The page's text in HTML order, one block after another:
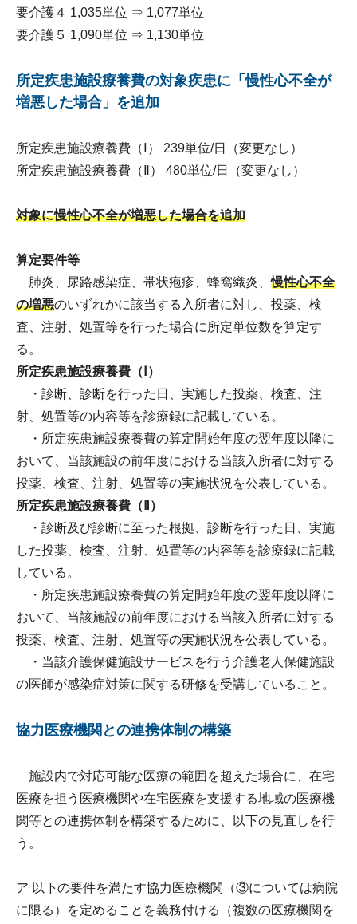
要介護４ 1,035単位 ⇒ 1,077単位
要介護５ 1,090単位 ⇒ 1,130単位
所定疾患施設療養費の対象疾患に「慢性心不全が
増悪した場合」を追加
所定疾患施設療養費（Ⅰ） 239単位/日（変更なし）
所定疾患施設療養費（Ⅱ） 480単位/日（変更なし）
対象に慢性心不全が増悪した場合を追加
算定要件等
肺炎、尿路感染症、帯状疱疹、蜂窩織炎、慢性心不全
の増悪のいずれかに該当する入所者に対し、投薬、検
査、注射、処置等を行った場合に所定単位数を算定す
る。
所定疾患施設療養費（Ⅰ）
・診断、診断を行った日、実施した投薬、検査、注
射、処置等の内容等を診療録に記載している。
・所定疾患施設療養費の算定開始年度の翌年度以降に
おいて、当該施設の前年度における当該入所者に対する
投薬、検査、注射、処置等の実施状況を公表している。
所定疾患施設療養費（Ⅱ）
・診断及び診断に至った根拠、診断を行った日、実施
した投薬、検査、注射、処置等の内容等を診療録に記載
している。
・所定疾患施設療養費の算定開始年度の翌年度以降に
おいて、当該施設の前年度における当該入所者に対する
投薬、検査、注射、処置等の実施状況を公表している。
・当該介護保健施設サービスを行う介護老人保健施設
の医師が感染症対策に関する研修を受講していること。
協力医療機関との連携体制の構築
施設内で対応可能な医療の範囲を超えた場合に、在宅
医療を担う医療機関や在宅医療を支援する地域の医療機
関等との連携体制を構築するために、以下の見直しを行
う。
ア 以下の要件を満たす協力医療機関（③については病院
に限る）を定めることを義務付ける（複数の医療機関を